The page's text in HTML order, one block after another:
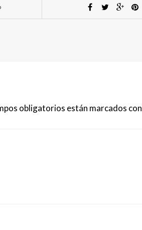
obligatorios están marcados con